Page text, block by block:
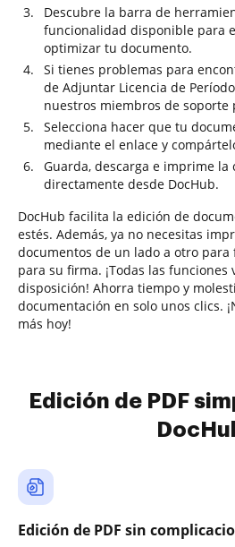
Descubre la barra de
funcionalidad disponible para
optimizar tu documento.
Si tienes problemas para
de Adjuntar Licencia de
nuestros miembros de soporte
Selecciona hacer que tu
mediante el enlace y
Guarda, descarga e imprime la
directamente desde DocHub.
DocHub facilita la edición de
estés. Además, ya no necesitas
documentos de un lado a otro para
para su firma. ¡Todas las funciones
disposición! Ahorra tiempo y
documentación en solo unos clics.
más hoy!
Edición de PDF
Edición de PDF sin